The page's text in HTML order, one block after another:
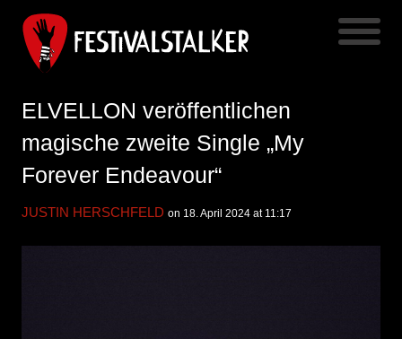
ELVELLON veröffentlichen
magische zweite Single „My
Forever Endeavour“
JUSTIN HERSCHFELD on 18. April 2024 at 11:17